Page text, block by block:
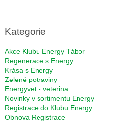
Kategorie
Akce Klubu Energy Tábor
Regenerace s Energy
Krása s Energy
Zelené potraviny
Energyvet - veterina
Novinky v sortimentu Energy
Registrace do Klubu Energy
Obnova Registrace